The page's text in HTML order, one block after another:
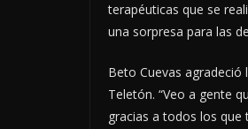
terapéuticas que se
una sorpresa para las
Beto Cuevas
Teletón. “Veo a gente
gracias a todos los que